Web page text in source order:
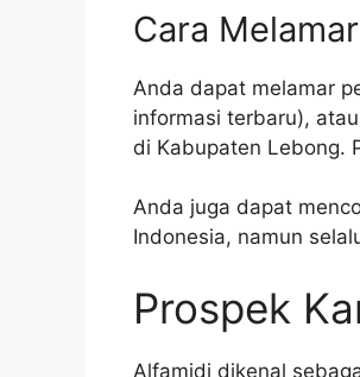
Cara
Anda dapat melamar
informasi terbaru),
di Kabupaten Lebong.
Anda juga dapat
Indonesia, namun
Prospek
Alfamidi dikenal